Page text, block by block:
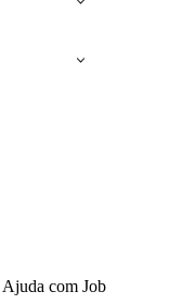
Ajuda com Job